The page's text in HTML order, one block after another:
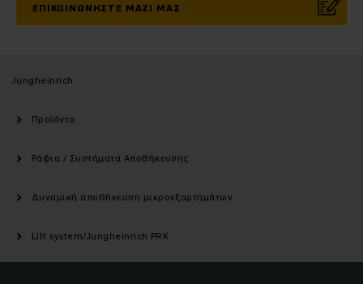
ΕΠΙΚΟΙΝΩΝΉΣΤΕ ΜΑΖΊ ΜΑΣ
Jungheinrich
Προϊόντα
Ράφια / Συστήματα Αποθήκευσης
Δυναμική αποθήκευση μικροεξαρτημάτων
Lift system/Jungheinrich PRK